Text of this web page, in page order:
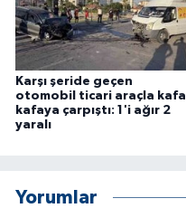
Karşı şeride geçen
otomobil ticari araçla kafa
kafaya çarpıştı: 1'i ağır 2
yaralı
Yorumlar